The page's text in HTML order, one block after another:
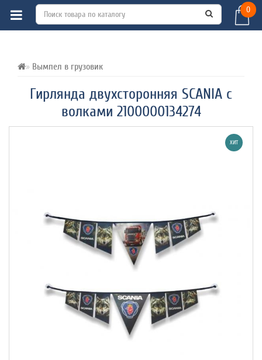
0
Вымпел в грузовик
Гирлянда двухсторонняя SCANIA с
волками 2100000134274
ВСЕ О ТОВАРЕ ХАРАКТЕРИСТИКИ
ХИТ